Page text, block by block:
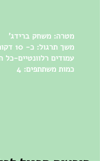
מטרה: משחק ברידג'
משך תרגול: כ- 10 דקות למשחקון
עמודים רלוונטיים-כל
כמות משתתפים: 4